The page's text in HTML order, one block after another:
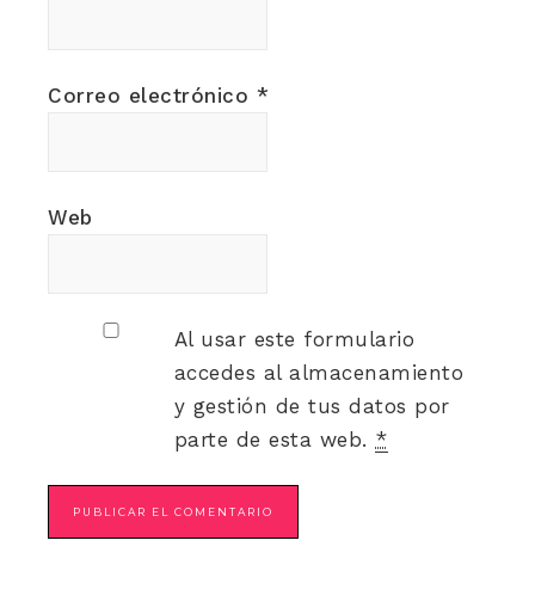
Correo electrónico *
Web
Al usar este formulario
accedes al almacenamiento
y gestión de tus datos por
parte de esta web. *